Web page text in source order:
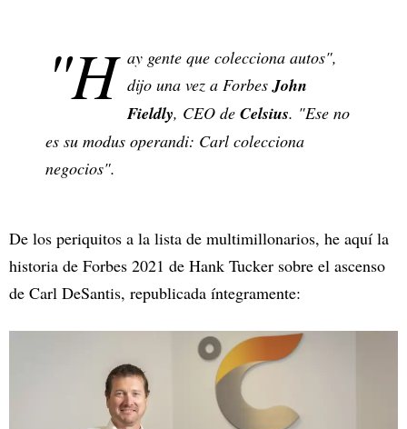
"H ay gente que colecciona autos",
dijo una vez a ForbesJohn
Fieldly, CEO de Celsius. "Ese no
es su modus operandi: Carl colecciona
negocios".
De los periquitos a la lista de multimillonarios, he aquí la
historia de Forbes 2021 de Hank Tucker sobre el ascenso
de Carl DeSantis, republicada íntegramente: